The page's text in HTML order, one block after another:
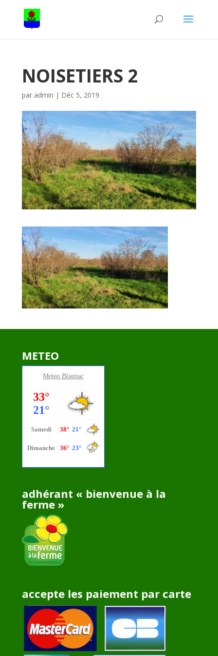
NOISETIERS 2
par admin | Déc 5, 2019
METEO
Meteo Blagnac
adhérant « bienvenue à la
ferme »
accepte les paiement par carte